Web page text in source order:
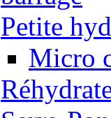
Petite
Micro